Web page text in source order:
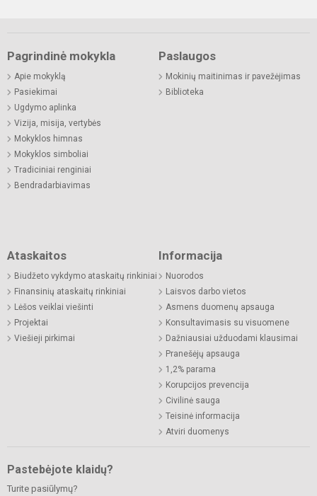
Pagrindinė mokykla
Apie mokyklą
Pasiekimai
Ugdymo aplinka
Vizija, misija, vertybės
Mokyklos himnas
Mokyklos simboliai
Tradiciniai renginiai
Bendradarbiavimas
Paslaugos
Mokinių maitinimas ir pavežėjimas
Biblioteka
Ataskaitos
Biudžeto vykdymo ataskaitų rinkiniai
Finansinių ataskaitų rinkiniai
Lėšos veiklai viešinti
Projektai
Viešieji pirkimai
Informacija
Nuorodos
Laisvos darbo vietos
Asmens duomenų apsauga
Konsultavimasis su visuomene
Dažniausiai užduodami klausimai
Pranešėjų apsauga
1,2% parama
Korupcijos prevencija
Civilinė sauga
Teisinė informacija
Atviri duomenys
Pastebėjote klaidų?
Turite pasiūlymų?